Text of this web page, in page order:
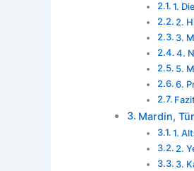
1.
2.
3.
4.
5.
6.
Mardin,
1.
2.
3.